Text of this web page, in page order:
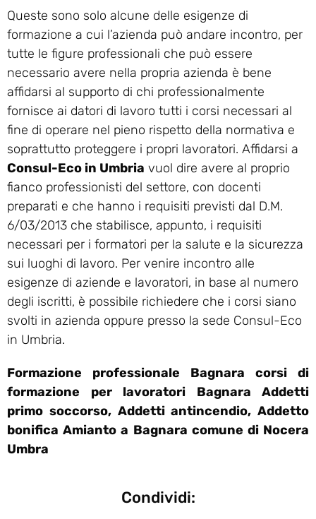
Queste sono solo alcune delle esigenze di
formazione a cui l’azienda può andare incontro, per
tutte le figure professionali che può essere
necessario avere nella propria azienda è bene
affidarsi al supporto di chi professionalmente
fornisce ai datori di lavoro tutti i corsi necessari al
fine di operare nel pieno rispetto della normativa e
soprattutto proteggere i propri lavoratori. Affidarsi a
Consul-Eco in Umbria vuol dire avere al proprio
fianco professionisti del settore, con docenti
preparati e che hanno i requisiti previsti dal D.M.
6/03/2013 che stabilisce, appunto, i requisiti
necessari per i formatori per la salute e la sicurezza
sui luoghi di lavoro. Per venire incontro alle
esigenze di aziende e lavoratori, in base al numero
degli iscritti, è possibile richiedere che i corsi siano
svolti in azienda oppure presso la sede Consul-Eco
in Umbria.
Formazione professionale Bagnara corsi di
formazione per lavoratori Bagnara Addetti
primo soccorso, Addetti antincendio, Addetto
bonifica Amianto a Bagnara comune di Nocera
Umbra
Condividi: